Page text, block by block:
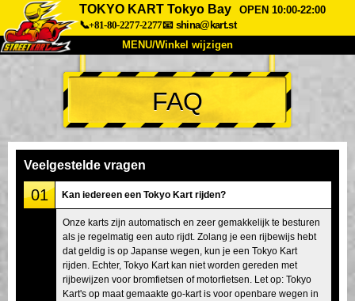
TOKYO KART Tokyo Bay
OPEN 10:00-22:00
📞+81-80-2277-2277📧 shina@kart.st
MENU/Winkel wijzigen
TOP
Over Specificaties Prijzen
Bedrijf
Tokyo Shinagawa Tokyo Akihabara#1
Tokyo Akihabara#2 Tokyo Shibuya
Tokyo Shibuya Annex Tokyo Bay
Tokyo Asakusa Osaka
FAQ
Veelgestelde vragen
01 Kan iedereen een Tokyo Kart rijden?
Onze karts zijn automatisch en zeer gemakkelijk te besturen
als je regelmatig een auto rijdt. Zolang je een rijbewijs hebt
dat geldig is op Japanse wegen, kun je een Tokyo Kart
rijden. Echter, Tokyo Kart kan niet worden gereden met
rijbewijzen voor bromfietsen of motorfietsen. Let op: Tokyo
Kart's op maat gemaakte go-kart is voor openbare wegen in